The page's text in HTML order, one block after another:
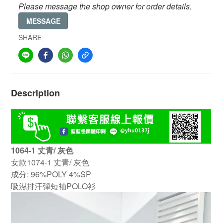
Please message the shop owner for order details.
MESSAGE
SHARE
Description
1064-1 丈青/ 灰色
女款1074-1 丈青/ 灰色
成分: 96%POLY 4%SP
吸濕排汗彈短袖POLO衫